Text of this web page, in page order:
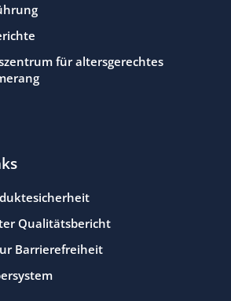
für altersgerechtes
Qualitätsbericht
Barrierefreiheit